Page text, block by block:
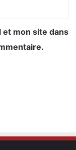
mon site dans